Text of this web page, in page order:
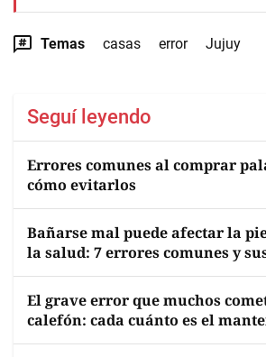
Temas casas error Jujuy
Seguí leyendo
Errores comunes al comprar
cómo evitarlos
Bañarse mal puede afectar la
la salud: 7 errores comunes y
El grave error que muchos
calefón: cada cuánto es el